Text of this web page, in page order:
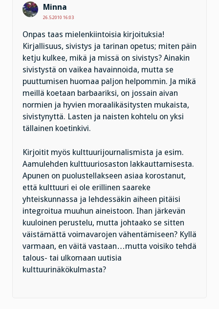
Minna
26.5.2010 16:03
Onpas taas mielenkiintoisia kirjoituksia!
Kirjallisuus, sivistys ja tarinan opetus; miten päin
ketju kulkee, mikä ja missä on sivistys? Ainakin
sivistystä on vaikea havainnoida, mutta se
puuttumisen huomaa paljon helpommin. Ja mikä
meillä koetaan barbaariksi, on jossain aivan
normien ja hyvien moraalikäsitysten mukaista,
sivistynyttä. Lasten ja naisten kohtelu on yksi
tällainen koetinkivi.
Kirjoitit myös kulttuurijournalismista ja esim.
Aamulehden kulttuuriosaston lakkauttamisesta.
Apunen on puolustellakseen asiaa korostanut,
että kulttuuri ei ole erillinen saareke
yhteiskunnassa ja lehdessäkin aiheen pitäisi
integroitua muuhun aineistoon. Ihan järkevän
kuuloinen perustelu, mutta johtaako se sitten
väistämättä voimavarojen vähentämiseen? Kyllä
varmaan, en väitä vastaan…mutta voisiko tehdä
talous- tai ulkomaan uutisia
kulttuurinäkökulmasta?